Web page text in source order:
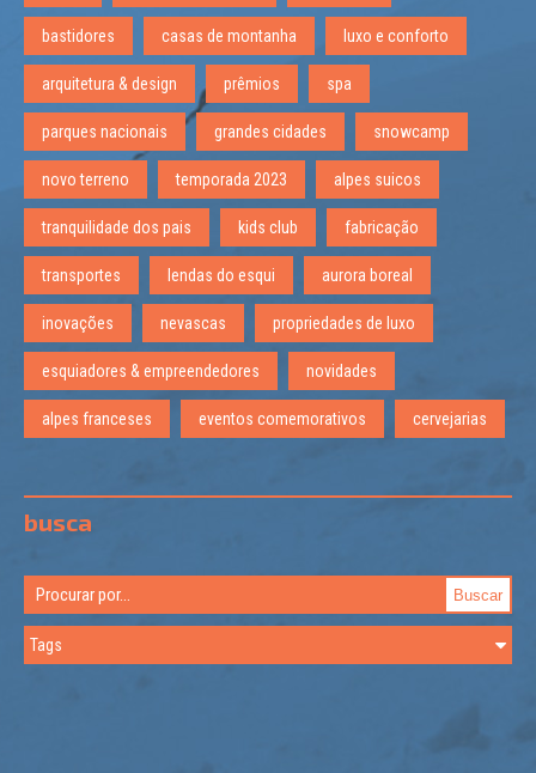
bastidores casas de montanha luxo e conforto
arquitetura & design prêmios spa
parques nacionais grandes cidades snowcamp
novo terreno temporada 2023 alpes suicos
tranquilidade dos pais kids club fabricação
transportes lendas do esqui aurora boreal
inovações nevascas propriedades de luxo
esquiadores & empreendedores novidades
alpes franceses eventos comemorativos cervejarias
busca